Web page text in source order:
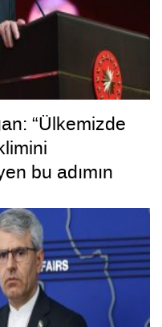
“Ülkemizde
bu adımın